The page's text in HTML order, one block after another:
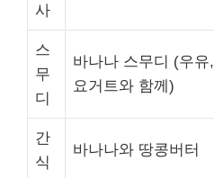
사
스
무
디
바나나 스무디 (우유,
요거트와 함께)
간
식
바나나와 땅콩버터